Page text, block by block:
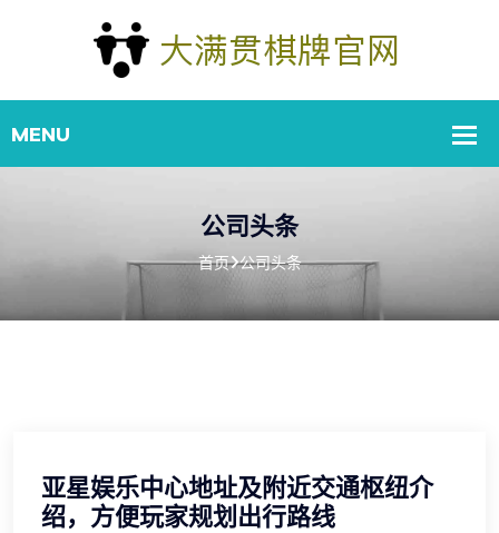
公司头条
首页 公司头条
亚星娱乐中心地址及附近交通枢纽介
绍，方便玩家规划出行路线